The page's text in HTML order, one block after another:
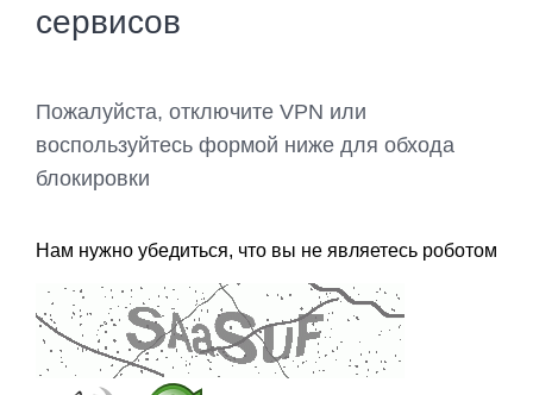
сервисов
Пожалуйста, отключите VPN или
воспользуйтесь формой ниже для обхода
блокировки
Нам нужно убедиться, что вы не являетесь роботом